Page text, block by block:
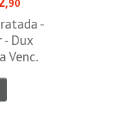
,90
-
- Dux
Venc.